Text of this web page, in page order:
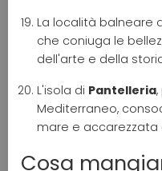
La località balneare
che coniuga le
dell'arte e della
L'isola di Pantelleria
Mediterraneo,
mare e accarezzata
Cosa